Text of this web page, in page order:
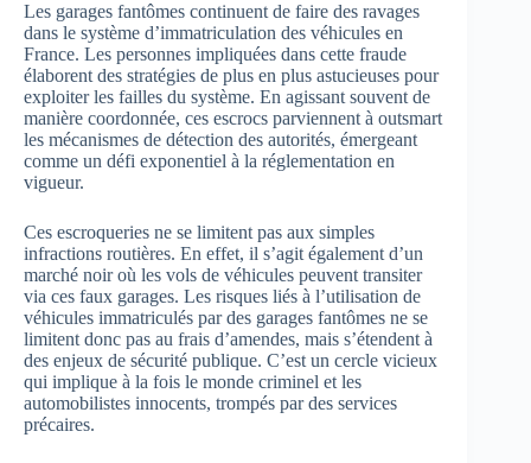
Les garages fantômes continuent de faire des ravages
dans le système d’immatriculation des véhicules en
France. Les personnes impliquées dans cette fraude
élaborent des stratégies de plus en plus astucieuses pour
exploiter les failles du système. En agissant souvent de
manière coordonnée, ces escrocs parviennent à outsmart
les mécanismes de détection des autorités, émergeant
comme un défi exponentiel à la réglementation en
vigueur.
Ces escroqueries ne se limitent pas aux simples
infractions routières. En effet, il s’agit également d’un
marché noir où les vols de véhicules peuvent transiter
via ces faux garages. Les risques liés à l’utilisation de
véhicules immatriculés par des garages fantômes ne se
limitent donc pas au frais d’amendes, mais s’étendent à
des enjeux de sécurité publique. C’est un cercle vicieux
qui implique à la fois le monde criminel et les
automobilistes innocents, trompés par des services
précaires.